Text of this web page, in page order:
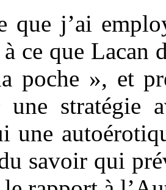
que j’ai
ce que
poche », et
une
une
savoir qui